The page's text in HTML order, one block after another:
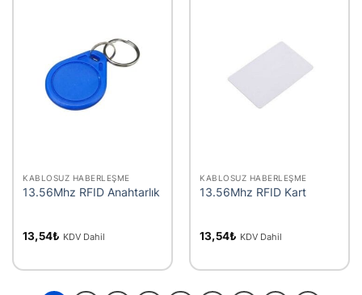
KABLOSUZ HABERLEŞME
13.56Mhz RFID Anahtarlık
13,54₺ KDV Dahil
KABLOSUZ HABERLEŞME
13.56Mhz RFID Kart
13,54₺ KDV Dahil